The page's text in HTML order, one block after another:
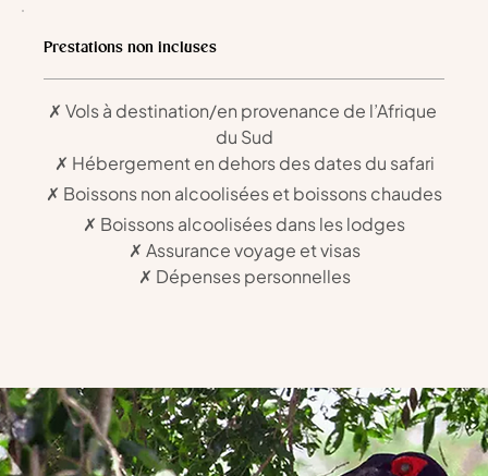
✗ Vols à destination/en provenance de l’Afrique
du Sud
✗ Hébergement en dehors des dates du safari
✗ Boissons non alcoolisées et boissons chaudes
✗ Boissons alcoolisées dans les lodges
✗ Assurance voyage et visas
✗ Dépenses personnelles
Prestations non incluses